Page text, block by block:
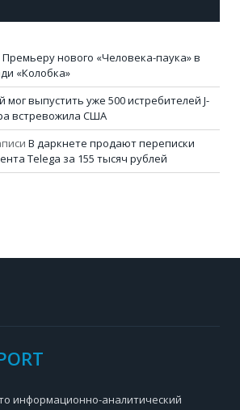
Премьеру нового «Человека-паука» в
«Колобка»
мог выпустить уже 500 истребителей J-
встревожила США
В даркнете продают переписки
Telega за 155 тысяч рублей
информационно-аналитический